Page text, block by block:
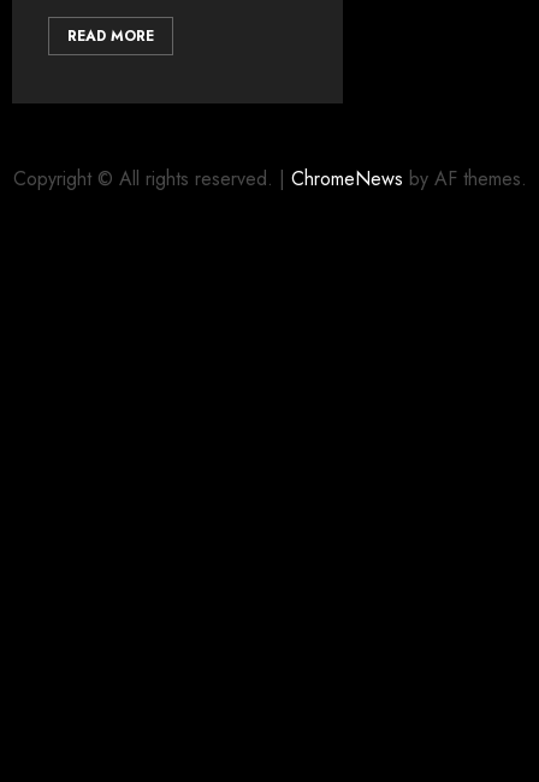
READ MORE
Copyright © All rights reserved. | ChromeNews by AF themes.